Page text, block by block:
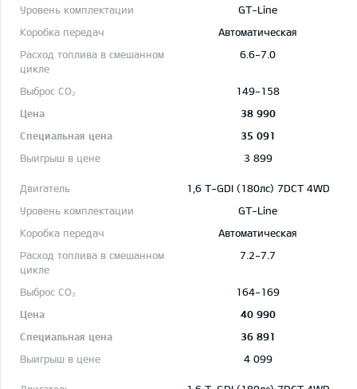
GT-Line
Автоматическая
6.6-7.0
149-158
38 990
35 091
3 899
1,6 T-GDI (180лс) 7DCT 4WD
GT-Line
Автоматическая
7.2-7.7
164-169
40 990
36 891
4 099